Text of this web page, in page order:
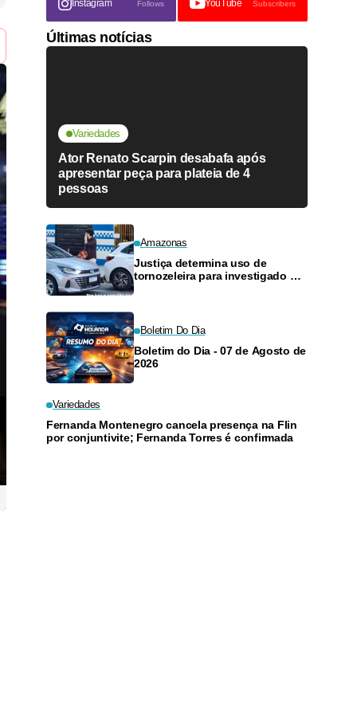
Instagram Follows YouTube Subscribers
Últimas notícias
Variedades
Ator Renato Scarpin desabafa após
apresentar peça para plateia de 4
pessoas
Amazonas
Justiça determina uso de
tornozeleira para investigado por
Boletim Do Dia
Boletim do Dia - 07 de Agosto de
2026
Variedades
Fernanda Montenegro cancela presença na Flin
por conjuntivite; Fernanda Torres é confirmada